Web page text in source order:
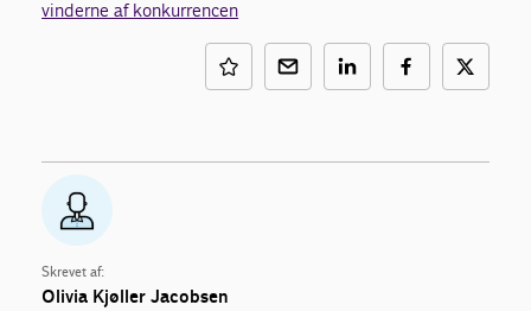
vinderne af konkurrencen
Skrevet af:
Olivia Kjøller Jacobsen